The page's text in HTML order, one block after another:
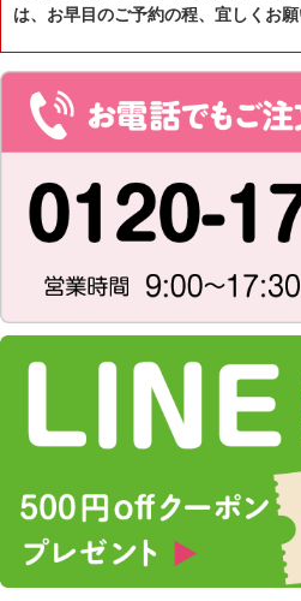
は、お早目のご予約の程、宜しくお願